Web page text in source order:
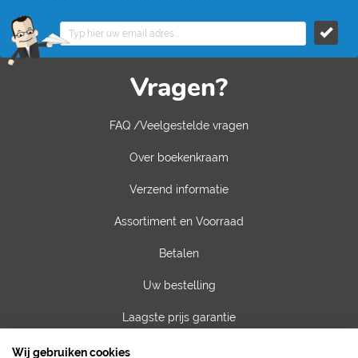
Vragen?
FAQ /Veelgestelde vragen
Over boekenkraam
Verzend informatie
Assortiment en Voorraad
Betalen
Uw bestelling
Laagste prijs garantie
Privacy van gegevens
Wij gebruiken cookies